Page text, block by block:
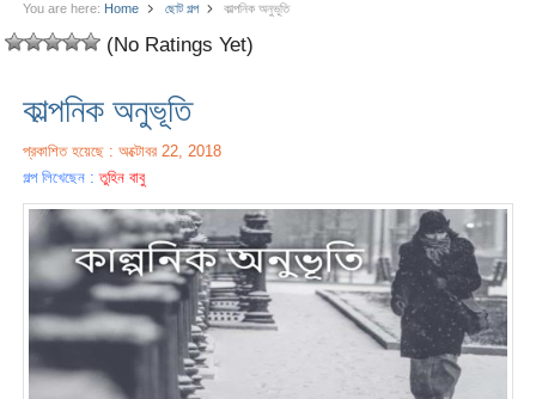
You are here: Home ছোট গল্প কাল্পনিক অনুভূতি
(No Ratings Yet)
কাল্পনিক অনুভূতি
প্রকাশিত হয়েছে : অক্টোবর 22, 2018
গল্প লিখেছেন :তুহিন বাবু